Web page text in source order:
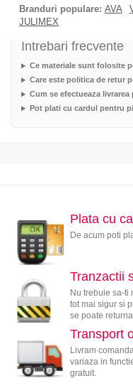
Branduri populare: AVA
JULIMEX
Intrebari frecvente
Ce materiale sunt folosite
Care este politica de retur
Cum se efectueaza livrarea
Pot plati cu cardul pentru
Plata cu
De acum poti
Tranzactii
Nu trebuie sa-ti
tot mai sigur si
se poate
Transport
Livram
variaza in
gratuit.